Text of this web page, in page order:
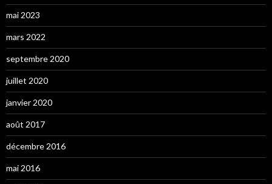
mai 2023
mars 2022
septembre 2020
juillet 2020
janvier 2020
août 2017
décembre 2016
mai 2016